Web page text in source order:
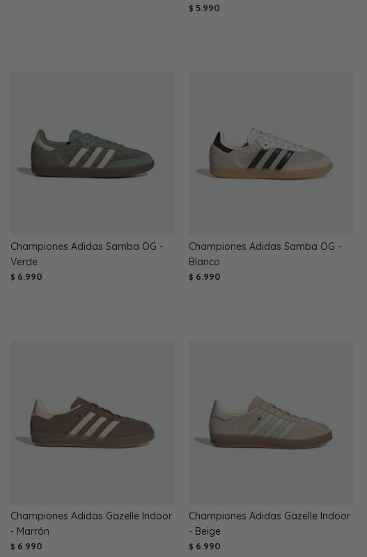
$ 5.990
Championes Adidas Samba OG -
Verde
$ 6.990
Championes Adidas Samba OG -
Blanco
$ 6.990
Championes Adidas Gazelle Indoor
- Marrón
$ 6.990
Championes Adidas Gazelle Indoor
- Beige
$ 6.990